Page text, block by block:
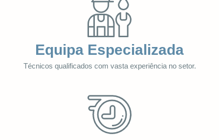
Equipa Especializada
Técnicos qualificados com vasta experiência no setor.